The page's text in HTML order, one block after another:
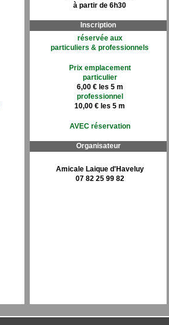
à partir de 6h30
Inscription
réservée aux
particuliers & professionnels
Prix emplacement
particulier
6,00 € les 5 m
professionnel
10,00 € les 5 m
AVEC réservation
Organisateur
Amicale Laique d'Haveluy
07 82 25 99 82